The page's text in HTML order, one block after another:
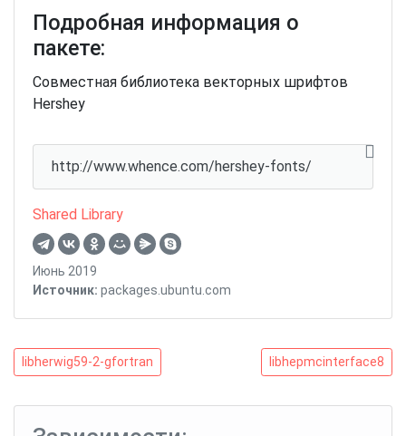
Подробная информация о
пакете:
Совместная библиотека векторных шрифтов
Hershey
http://www.whence.com/hershey-fonts/
Shared Library
Июнь 2019
Источник: packages.ubuntu.com
Навигация
записям
libherwig59-
2-
gfortran
libherwig59-2-gfortran libhepmcinterface8
libhepmcinterface8